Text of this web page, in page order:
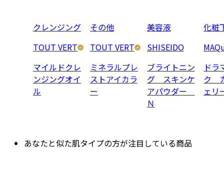
クレンジング
TOUT VERT
マイルドクレ
ンジングオイ
ル
その他
TOUT VERT
ミネラルプレ
ストアイカラ
ー
美容液
SHISEIDO
ブライトニン
グ スキンケ
アパウダー
Ｎ
化粧
ドラ
ク
ェ
あなたと似た肌タイプの方が注目している商品